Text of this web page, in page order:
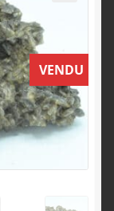
VENDU